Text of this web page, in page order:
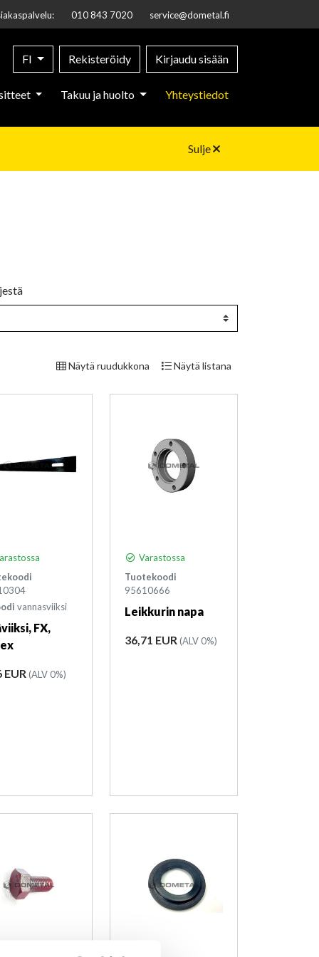
010 843 7020 service@dometal.fi
FI Rekisteröidy Kirjaudu sisään
Takuu ja huolto Yhteystiedot
Sulje
Näytä ruudukkona Näytä listana
vannasviiksi
FX,
EUR (ALV 0%)
Varastossa
Tuotekoodi
95610666
Leikkurin napa
Hinta
36,71 EUR (ALV 0%)